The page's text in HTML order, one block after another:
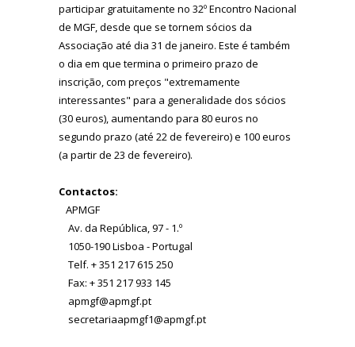
participar gratuitamente no 32º Encontro Nacional
de MGF, desde que se tornem sócios da
Associação até dia 31 de janeiro. Este é também
o dia em que termina o primeiro prazo de
inscrição, com preços "extremamente
interessantes" para a generalidade dos sócios
(30 euros), aumentando para 80 euros no
segundo prazo (até 22 de fevereiro) e 100 euros
(a partir de 23 de fevereiro).
Contactos:
APMGF
Av. da República, 97 - 1.º
1050-190 Lisboa - Portugal
Telf. + 351 217 615 250
Fax: + 351 217 933 145
apmgf@apmgf.pt
secretariaapmgf1@apmgf.pt